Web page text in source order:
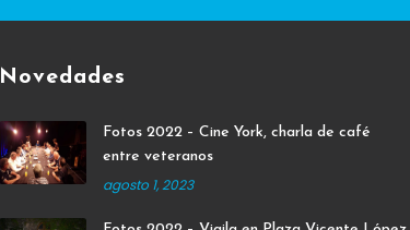
Novedades
Fotos 2022 – Cine York, charla de café
entre veteranos
agosto 1, 2023